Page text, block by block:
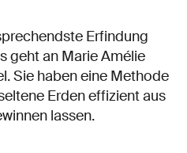
Erfindung
geht an Marie Amélie
Sie haben eine Methode
Erden effizient aus
lassen.